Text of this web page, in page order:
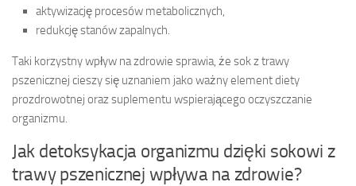
aktywizację procesów metabolicznych,
redukcję stanów zapalnych.
Taki korzystny wpływ na zdrowie sprawia, że sok z trawy
pszenicznej cieszy się uznaniem jako ważny element diety
prozdrowotnej oraz suplementu wspierającego oczyszczanie
organizmu.
Jak detoksykacja organizmu dzięki sokowi z
trawy pszenicznej wpływa na zdrowie?